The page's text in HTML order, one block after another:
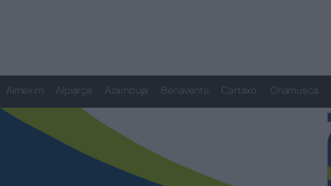
Almeirim Alpiarça Azambuja Benavente Cartaxo Chamusca